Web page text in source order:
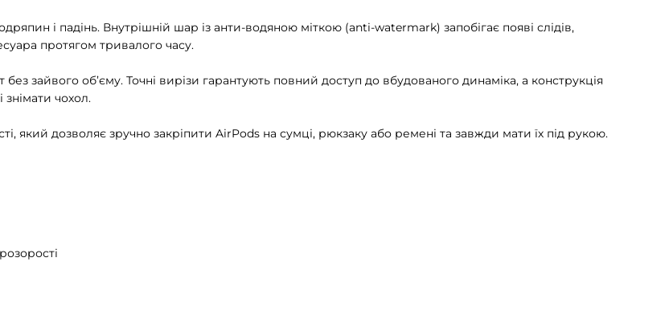
і падінь. Внутрішній шар із анти-водяною міткою (anti-watermark) запобігає появі слідів,
протягом тривалого часу.
зайвого об’єму. Точні вирізи гарантують повний доступ до вбудованого динаміка, а конструкція
знімати чохол.
який дозволяє зручно закріпити AirPods на сумці, рюкзаку або ремені та завжди мати їх під рукою.